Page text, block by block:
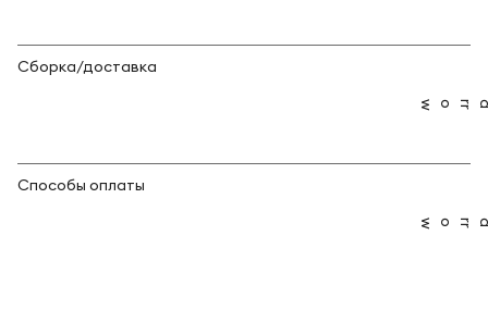
Сборка/доставка
Способы оплаты